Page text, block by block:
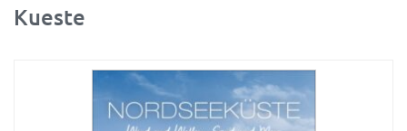
Planung & Organisation
Kueste